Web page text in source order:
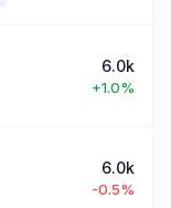
6.0k
+1.0%
6.0k
-0.5%